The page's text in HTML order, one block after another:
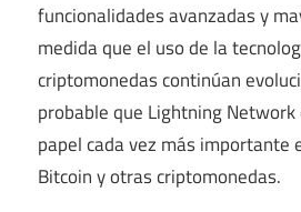
funcionalidades avanzadas y
medida que el uso de la
criptomonedas continúan
probable que Lightning
papel cada vez más importante
Bitcoin y otras criptomonedas.